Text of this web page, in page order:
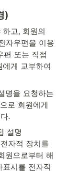
)
고, 회원의
자우편을 이용
편 또는 직접
게 교부하여
명을 요청하는
로 회원에게
.
설명
자적 장치를
원으로부터 해
시를 전자적